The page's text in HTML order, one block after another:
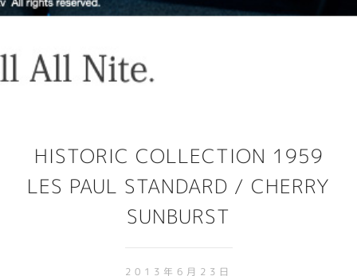
HISTORIC COLLECTION 1959
LES PAUL STANDARD / CHERRY
SUNBURST
2013年6月23日